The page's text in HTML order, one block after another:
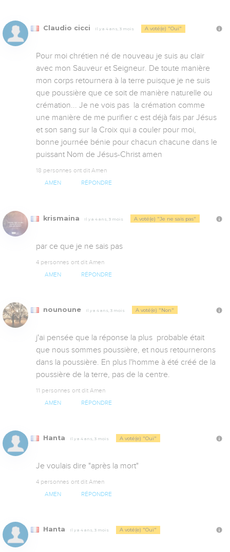
Claudio cicci Il y a 4 ans, 3 mois A voté(e) "Oui"
Pour moi chrétien né de nouveau je suis au clair
avec mon Sauveur et Seigneur. De toute manière
mon corps retournera à la terre puisque je ne suis
que poussière que ce soit de manière naturelle ou
crémation... Je ne vois pas  la crémation comme
une manière de me purifier c est déjà fais par Jésus
et son sang sur la Croix qui a couler pour moi,
bonne journée bénie pour chacun chacune dans le
puissant Nom de Jésus-Christ amen
18 personnes ont dit Amen
AMEN RÉPONDRE
krismaina Il y a 4 ans, 3 mois A voté(e) "Je ne sais pas"
par ce que je ne sais pas
4 personnes ont dit Amen
AMEN RÉPONDRE
nounoune Il y a 4 ans, 3 mois A voté(e) "Non"
j'ai pensée que la réponse la plus  probable était
que nous sommes poussière, et nous retournerons
dans la poussière. En plus l'homme à été créé de la
poussière de la terre, pas de la centre.
11 personnes ont dit Amen
AMEN RÉPONDRE
Hanta Il y a 4 ans, 3 mois A voté(e) "Oui"
Je voulais dire "après la mort"
4 personnes ont dit Amen
AMEN RÉPONDRE
Hanta Il y a 4 ans, 3 mois A voté(e) "Oui"